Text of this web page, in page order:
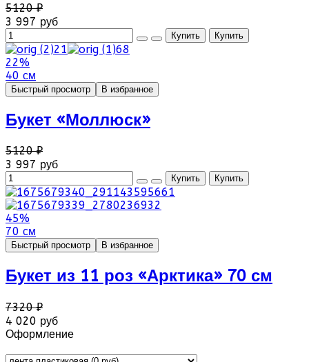
5120 ₽
3 997 руб
22%
40 см
Быстрый просмотр В избранное
Букет «Моллюск»
5120 ₽
3 997 руб
45%
70 см
Быстрый просмотр В избранное
Букет из 11 роз «Арктика» 70 см
7320 ₽
4 020 руб
Оформление